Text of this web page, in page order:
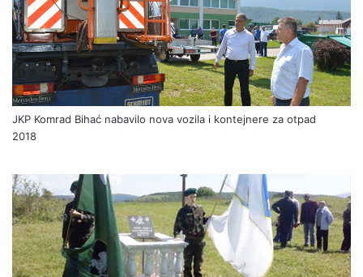
JKP Komrad Bihać nabavilo nova vozila i kontejnere za otpad
2018